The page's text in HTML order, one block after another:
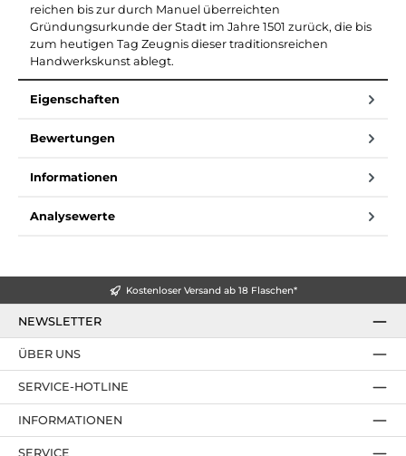
reichen bis zur durch Manuel überreichten
Gründungsurkunde der Stadt im Jahre 1501 zurück, die bis
zum heutigen Tag Zeugnis dieser traditionsreichen
Handwerkskunst ablegt.
Eigenschaften
Bewertungen
Informationen
Analysewerte
Kostenloser Versand ab 18 Flaschen*
NEWSLETTER
SERVICE-HOTLINE
ÜBER UNS
INFORMATIONEN
SERVICE